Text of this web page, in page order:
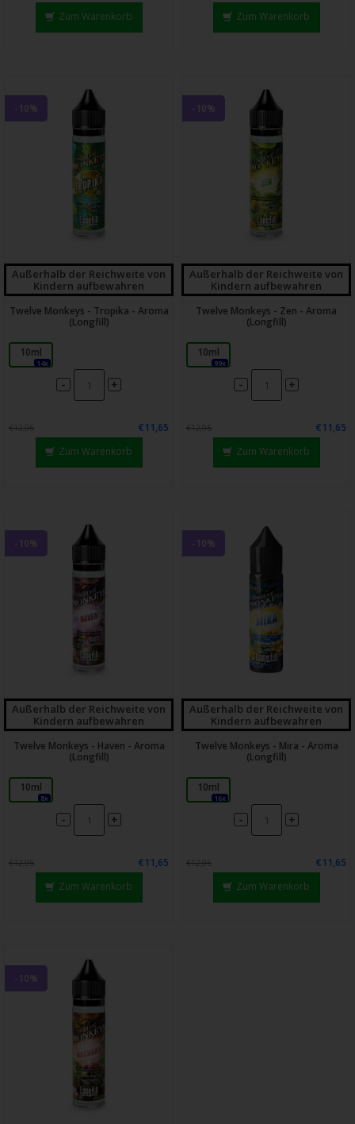
Zum Warenkorb
Zum Warenkorb
-10%
Außerhalb der Reichweite von
Kindern aufbewahren
Twelve Monkeys - Tropika - Aroma
(Longfill)
10ml
14x
- +
€12,95
€11,65
Zum Warenkorb
-10%
Außerhalb der Reichweite von
Kindern aufbewahren
Twelve Monkeys - Zen - Aroma
(Longfill)
10ml
99x
- +
€12,95
€11,65
Zum Warenkorb
-10%
Außerhalb der Reichweite von
Kindern aufbewahren
Twelve Monkeys - Haven - Aroma
(Longfill)
10ml
8x
- +
€12,95
€11,65
Zum Warenkorb
-10%
Außerhalb der Reichweite von
Kindern aufbewahren
Twelve Monkeys - Mira - Aroma
(Longfill)
10ml
16x
- +
€12,95
€11,65
Zum Warenkorb
-10%